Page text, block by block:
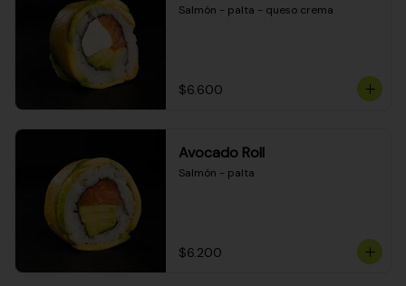
Salmón - palta - queso crema
$6.600
Avocado Roll
Salmón - palta
$6.200